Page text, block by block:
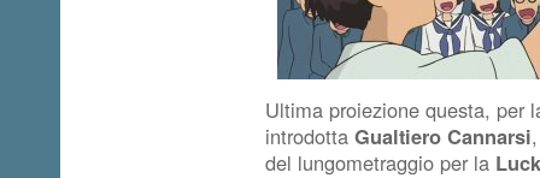
Ultima proiezione questa, per
introdotta Gualtiero Cannarsi
del lungometraggio per la